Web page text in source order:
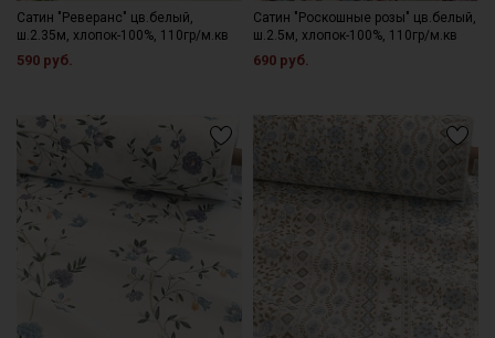
Сатин "Реверанс" цв.белый,
ш.2.35м, хлопок-100%, 110гр/м.кв
590 руб.
Сатин "Роскошные розы" цв.белый,
ш.2.5м, хлопок-100%, 110гр/м.кв
690 руб.